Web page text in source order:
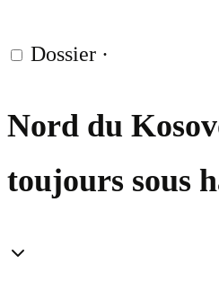
Dossier ·
Nord du
toujours sous